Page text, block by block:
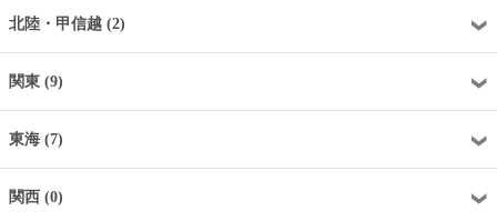
北陸・甲信越 (2)
関東 (9)
東海 (7)
関西 (0)